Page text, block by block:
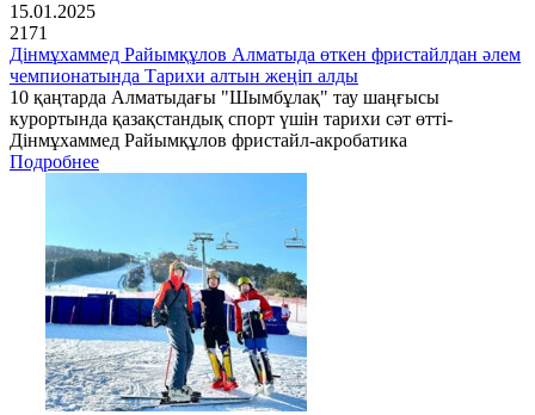
15.01.2025
2171
Дінмұхаммед Райымқұлов Алматыда өткен фристайлдан әлем
чемпионатында Тарихи алтын жеңіп алды
10 қаңтарда Алматыдағы "Шымбұлақ" тау шаңғысы
курортында қазақстандық спорт үшін тарихи сәт өтті-
Дінмұхаммед Райымқұлов фристайл-акробатика
Подробнее